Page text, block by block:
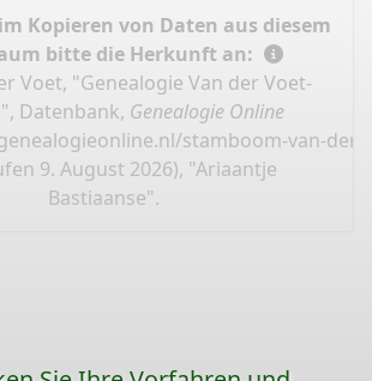
Kopieren von Daten aus diesem
bitte die Herkunft an:
Voet, "Genealogie Van der Voet-
Datenbank, Genealogie Online
stamboom-van-der-
9. August 2026), "Ariaantje
Bastiaanse".